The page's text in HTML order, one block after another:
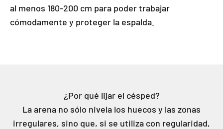
al menos 180-200 cm para poder trabajar
cómodamente y proteger la espalda.
¿Por qué lijar el césped?
La arena no sólo nivela los huecos y las zonas
irregulares, sino que, si se utiliza con regularidad,